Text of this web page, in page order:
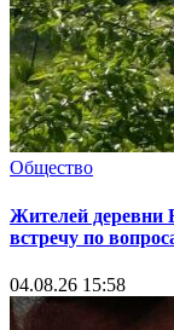
Общество
Жителей деревни
встречу по
04.08.26 15:58